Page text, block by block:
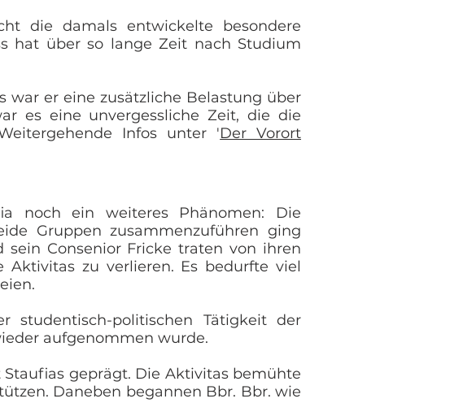
die damals entwickelte besondere
hat über so lange Zeit nach Studium
war er eine zusätzliche Belastung über
es eine unvergessliche Zeit, die die
Infos unter 'Der Vorort
noch ein weiteres Phänomen: Die
Gruppen zusammenzuführen ging
Consenior Fricke traten von ihren
zu verlieren. Es bedurfte viel
studentisch-politischen Tätigkeit der
aufgenommen wurde.
Staufias geprägt. Die Aktivitas bemühte
Daneben begannen Bbr. Bbr. wie